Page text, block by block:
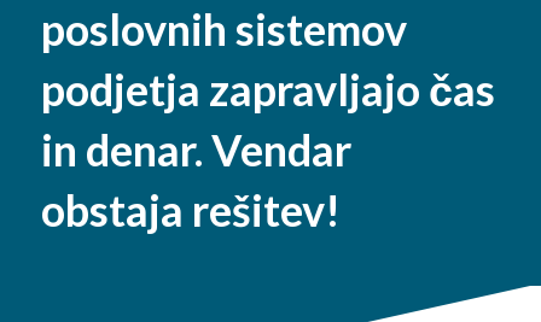
poslovnih sistemov
podjetja zapravljajo čas
in denar. Vendar
obstaja rešitev!